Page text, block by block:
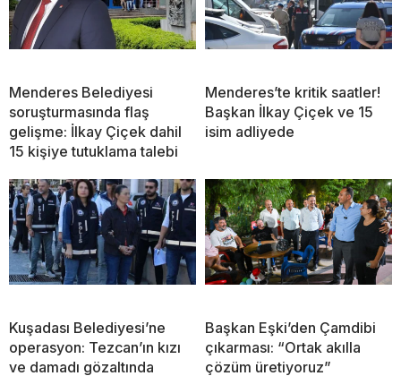
Menderes Belediyesi
soruşturmasında flaş
gelişme: İlkay Çiçek dahil
15 kişiye tutuklama talebi
Menderes’te kritik saatler!
Başkan İlkay Çiçek ve 15
isim adliyede
Kuşadası Belediyesi’ne
operasyon: Tezcan’ın kızı
ve damadı gözaltında
Başkan Eşki’den Çamdibi
çıkarması: “Ortak akılla
çözüm üretiyoruz”